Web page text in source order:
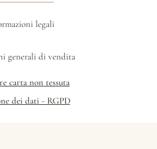
legali
generali di vendita
carta non tessuta
dei dati - RGPD